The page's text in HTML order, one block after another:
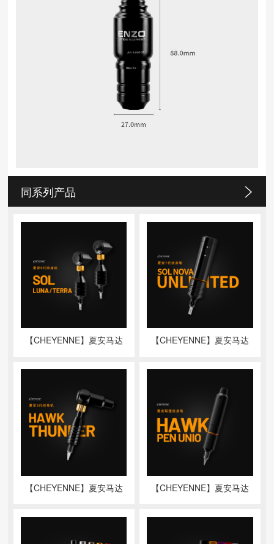
同系列产品
【CHEYENNE】夏安马达
【CHEYENNE】夏安马达
【CHEYENNE】夏安马达
【CHEYENNE】夏安马达